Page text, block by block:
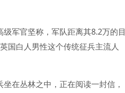
军官坚称，军队距离其8.2万的目
国白人男性这个传统征兵主流人
在丛林之中，正在阅读一封信，